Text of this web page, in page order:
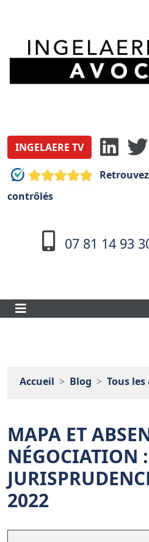
INGELAERE TV
contrôlés
07 81 14 93
Accueil Blog Tous
MAPA ET
NÉGOCIATION :
2022